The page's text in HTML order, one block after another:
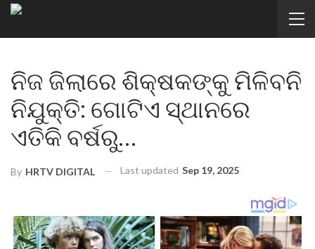
ନିଜ ଜିଲାରେ ଶିକ୍ଷକଙ୍କୁ ମିଳିବନି
ନିଯୁକ୍ତି: ଗୋଟିଏ ସ୍ଥାନରେ
ଏତିକି ବର୍ଷରୁ…
By HRTV DIGITAL Last updated Sep 19, 2025